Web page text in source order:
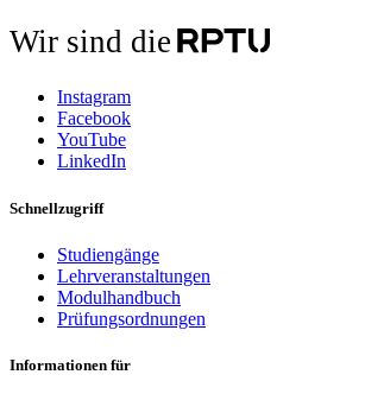
Wir sind die
Instagram
Facebook
YouTube
LinkedIn
Schnellzugriff
Studiengänge
Lehrveranstaltungen
Modulhandbuch
Prüfungsordnungen
Informationen für